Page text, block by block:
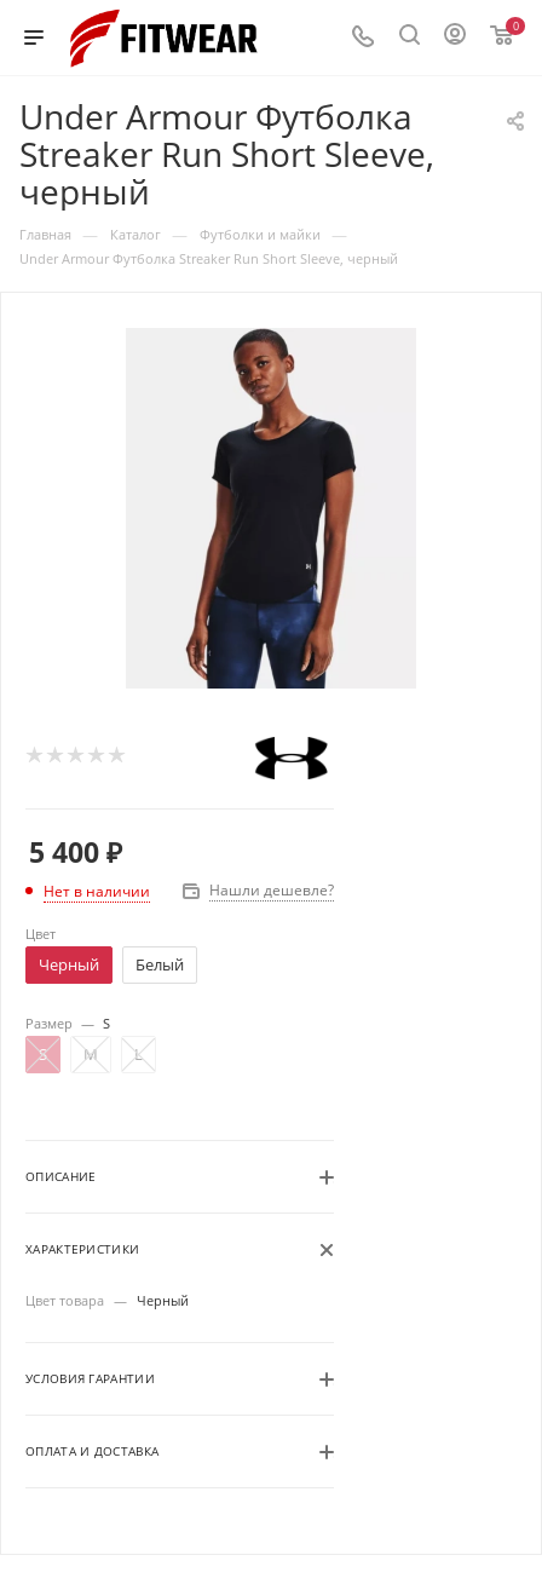
0
Under Armour Футболка
Streaker Run Short Sleeve,
черный
Главная — Каталог — Футболки и майки —
Under Armour Футболка Streaker Run Short Sleeve, черный
5 400₽
Нет в наличии Нашли дешевле?
Цвет
Черный Белый
Размер — S
S M L
ОПИСАНИЕ
ХАРАКТЕРИСТИКИ
Цвет товара — Черный
УСЛОВИЯ ГАРАНТИИ
ОПЛАТА И ДОСТАВКА